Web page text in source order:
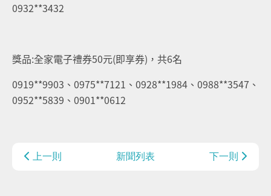
0932**3432
獎品:全家電子禮券50元(即享券)，共6名
0919**9903、0975**7121、0928**1984、0988**3547、
0952**5839、0901**0612
上一則 新聞列表 下一則